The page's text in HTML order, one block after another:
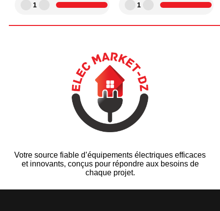
1 1
Votre source fiable d’équipements électriques efficaces
et innovants, conçus pour répondre aux besoins de
chaque projet.